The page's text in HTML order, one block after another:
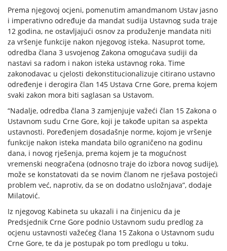
Prema njegovoj ocjeni, pomenutim amandmanom Ustav jasno
i imperativno određuje da mandat sudija Ustavnog suda traje
12 godina, ne ostavljajući osnov za produženje mandata niti
za vršenje funkcije nakon njegovog isteka. Nasuprot tome,
odredba člana 3 usvojenog Zakona omogućava sudiji da
nastavi sa radom i nakon isteka ustavnog roka. Time
zakonodavac u cjelosti dekonstitucionalizuje citirano ustavno
određenje i derogira član 145 Ustava Crne Gore, prema kojem
svaki zakon mora biti saglasan sa Ustavom.
“Nadalje, odredba člana 3 zamjenjuje važeći član 15 Zakona o
Ustavnom sudu Crne Gore, koji je takođe upitan sa aspekta
ustavnosti. Poređenjem dosadašnje norme, kojom je vršenje
funkcije nakon isteka mandata bilo ograničeno na godinu
dana, i novog rješenja, prema kojem je ta mogućnost
vremenski neogračena (odnosno traje do izbora novog sudije),
može se konstatovati da se novim članom ne rješava postojeći
problem već, naprotiv, da se on dodatno usložnjava”, dodaje
Milatović.
Iz njegovog Kabineta su ukazali i na činjenicu da je
Predsjednik Crne Gore podnio Ustavnom sudu predlog za
ocjenu ustavnosti važećeg člana 15 Zakona o Ustavnom sudu
Crne Gore, te da je postupak po tom predlogu u toku.